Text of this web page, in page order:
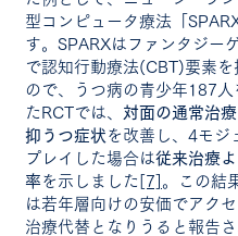
型コンピュータ療法「
す。SPARXはファンタジー
で認知行動療法(CBT)要素を
ので、うつ病の青少年187人
たRCTでは、 対面の通常治
抑うつ症状 を改善し、4モジ
プレイした場合は従来治療
率を示しました [7] 。この結
は若年層向けの安価でアク
治療代替となりうると報告